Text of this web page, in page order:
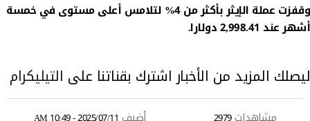
وقفزت عملة الإيثر بأكثر من 4% لتلامس أعلى مستوى في خمسة
أشهر عند 2,998.41 دولارا.
ليصلك المزيد من الأخبار اشترك بقناتنا على التيليكرام